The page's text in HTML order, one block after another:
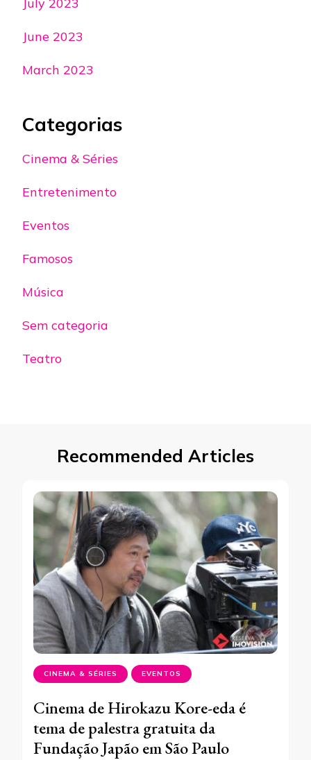
June 2023
March 2023
Categorias
Cinema & Séries
Entretenimento
Eventos
Famosos
Música
Sem categoria
Teatro
Recommended Articles
CINEMA & SÉRIES EVENTOS
Cinema de Hirokazu Kore-eda é
tema de palestra gratuita da
Fundação Japão em São Paulo